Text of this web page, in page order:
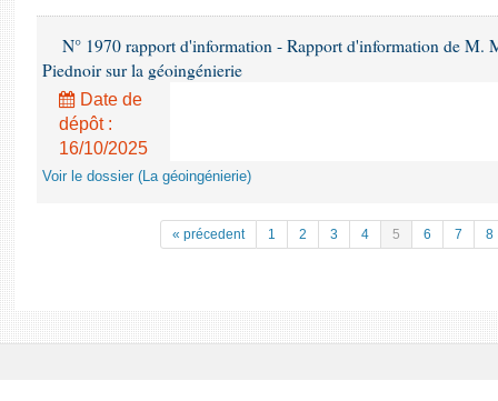
N° 1970 rapport d'information - Rapport d'information de M.
Piednoir sur la géoingénierie
Date de
dépôt :
16/10/2025
Voir le dossier (La géoingénierie)
« précedent 1 2 3 4 5 6 7 8